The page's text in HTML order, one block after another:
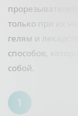
только при их
гелям и
способов,
собой.